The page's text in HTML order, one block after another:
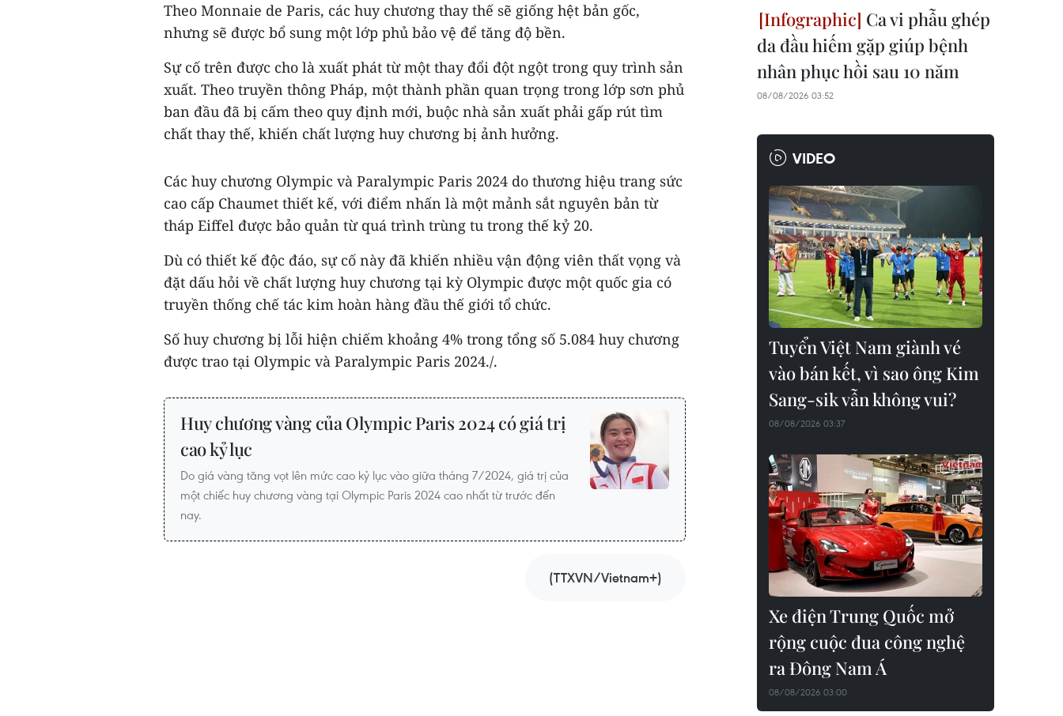
Theo Monnaie de Paris, các huy chương thay thế sẽ giống hệt bản gốc,
nhưng sẽ được bổ sung một lớp phủ bảo vệ để tăng độ bền.
Sự cố trên được cho là xuất phát từ một thay đổi đột ngột trong quy trình sản
xuất. Theo truyền thông Pháp, một thành phần quan trọng trong lớp sơn phủ
ban đầu đã bị cấm theo quy định mới, buộc nhà sản xuất phải gấp rút tìm
chất thay thế, khiến chất lượng huy chương bị ảnh hưởng.
Các huy chương Olympic và Paralympic Paris 2024 do thương hiệu trang sức
cao cấp Chaumet thiết kế, với điểm nhấn là một mảnh sắt nguyên bản từ
tháp Eiffel được bảo quản từ quá trình trùng tu trong thế kỷ 20.
Dù có thiết kế độc đáo, sự cố này đã khiến nhiều vận động viên thất vọng và
đặt dấu hỏi về chất lượng huy chương tại kỳ Olympic được một quốc gia có
truyền thống chế tác kim hoàn hàng đầu thế giới tổ chức.
Số huy chương bị lỗi hiện chiếm khoảng 4% trong tổng số 5.084 huy chương
được trao tại Olympic và Paralympic Paris 2024./.
Huy chương vàng của Olympic Paris 2024 có giá trị
cao kỷ lục
Do giá vàng tăng vọt lên mức cao kỷ lục vào giữa tháng 7/2024, giá trị của
một chiếc huy chương vàng tại Olympic Paris 2024 cao nhất từ trước đến
nay.
(TTXVN/Vietnam+)
Ca vi phẫu ghép
da đầu hiếm gặp giúp bệnh
nhân phục hồi sau 10 năm
08/08/2026 03:52
VIDEO
Tuyển Việt Nam giành vé
vào bán kết, vì sao ông Kim
Sang-sik vẫn không vui?
08/08/2026 03:37
Xe điện Trung Quốc mở
rộng cuộc đua công nghệ
ra Đông Nam Á
08/08/2026 03:00